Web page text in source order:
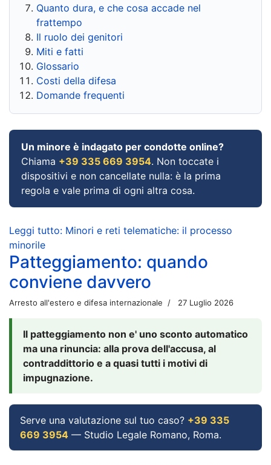
Quanto dura, e che cosa accade nel
frattempo
Il ruolo dei genitori
Miti e fatti
Glossario
Costi della difesa
Domande frequenti
Un minore è indagato per condotte online?
Chiama +39 335 669 3954. Non toccate i
dispositivi e non cancellate nulla: è la prima
regola e vale prima di ogni altra cosa.
Leggi tutto: Minori e reti telematiche: il processo
minorile
Patteggiamento: quando
conviene davvero
Arresto all'estero e difesa internazionale 27 Luglio 2026
Il patteggiamento non e' uno sconto automatico
ma una rinuncia: alla prova dell'accusa, al
contraddittorio e a quasi tutti i motivi di
impugnazione.
Serve una valutazione sul tuo caso? +39 335
669 3954 — Studio Legale Romano, Roma.